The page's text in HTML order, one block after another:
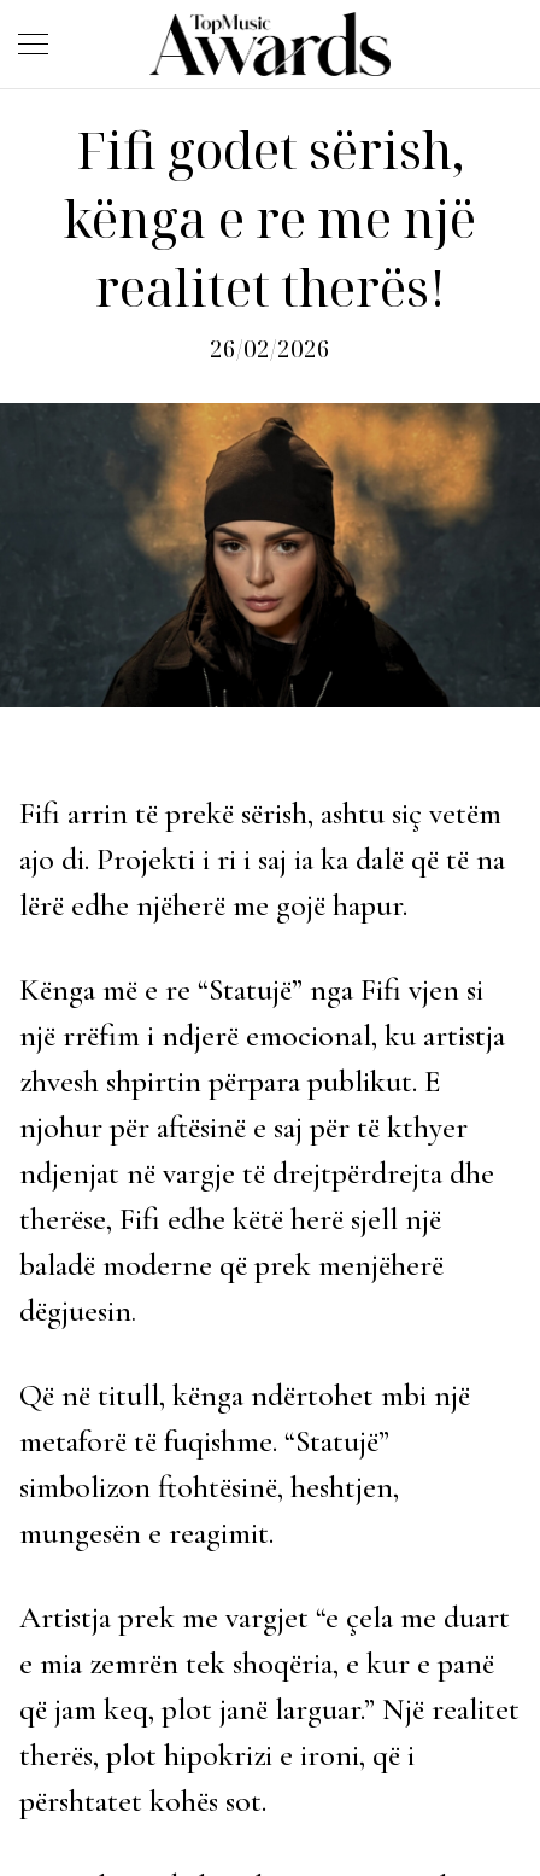
Fifi godet sërish,
kënga e re me një
realitet therës!
26/02/2026
Fifi arrin të prekë sërish, ashtu siç vetëm
ajo di. Projekti i ri i saj ia ka dalë që të na
lërë edhe njëherë me gojë hapur.
Kënga më e re “Statujë” nga Fifi vjen si
një rrëfim i ndjerë emocional, ku artistja
zhvesh shpirtin përpara publikut. E
njohur për aftësinë e saj për të kthyer
ndjenjat në vargje të drejtpërdrejta dhe
therëse, Fifi edhe këtë herë sjell një
baladë moderne që prek menjëherë
dëgjuesin.
Që në titull, kënga ndërtohet mbi një
metaforë të fuqishme. “Statujë”
simbolizon ftohtësinë, heshtjen,
mungesën e reagimit.
Artistja prek me vargjet “e çela me duart
e mia zemrën tek shoqëria, e kur e panë
që jam keq, plot janë larguar.” Një realitet
therës, plot hipokrizi e ironi, që i
përshtatet kohës sot.